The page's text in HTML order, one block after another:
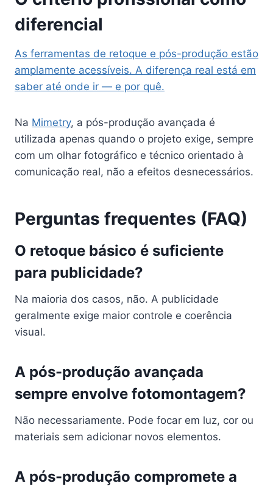
diferencial
As ferramentas de retoque e pós-produção estão
amplamente acessíveis. A diferença real está em
saber até onde ir — e por quê.
Na Mimetry, a pós-produção avançada é
utilizada apenas quando o projeto exige, sempre
com um olhar fotográfico e técnico orientado à
comunicação real, não a efeitos desnecessários.
Perguntas frequentes (FAQ)
O retoque básico é suficiente
para publicidade?
Na maioria dos casos, não. A publicidade
geralmente exige maior controle e coerência
visual.
A pós-produção avançada
sempre envolve fotomontagem?
Não necessariamente. Pode focar em luz, cor ou
materiais sem adicionar novos elementos.
A pós-produção compromete a